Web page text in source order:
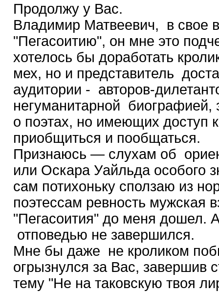
Продолжу у Вас.
Владимир Матвеевич, в свое
"Пегасоитию", он мне это
хотелось бы доработать
мех, но и представитель
аудитории - авторов-
негуманитарной биографией,
о поэтах, но имеющих доступ
приобщиться и пообщаться.
Признаюсь — слухам об
или Оскара Уайльда особого
сам потихоньку сползаю из
поэтессам ревность мужская
"Пегасоития" до меня дошел.
отповедью не завершился.
Мне бы даже не кроликом
огрызнулся за Вас, завершив
тему "Не на таковскую твоя